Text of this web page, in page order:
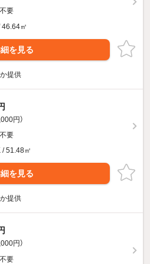
不要
㎡
を見る
提供
円）
不要
/ 51.48㎡
を見る
提供
円）
不要